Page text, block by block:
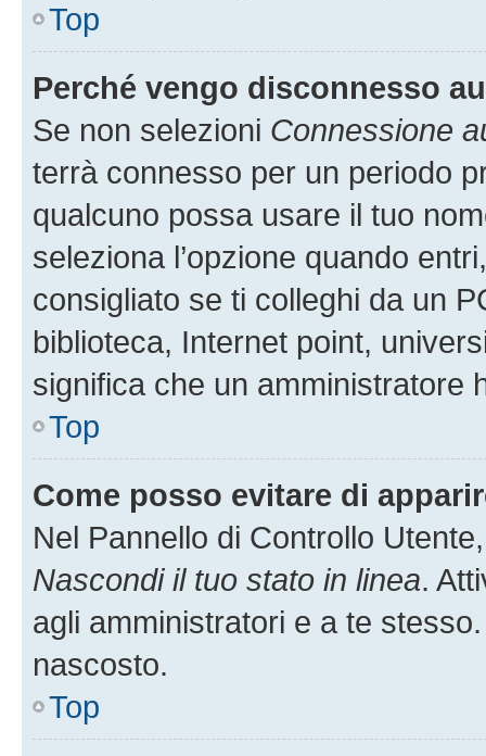
Top
Perché vengo disconnesso
Se non selezioni Connessione
terrà connesso per un periodo
qualcuno possa usare il tuo
seleziona l’opzione quando
consigliato se ti colleghi da un
biblioteca, Internet point,
significa che un amministratore
Top
Come posso evitare di
Nel Pannello di Controllo
Nascondi il tuo stato in linea.
agli amministratori e a te
nascosto.
Top